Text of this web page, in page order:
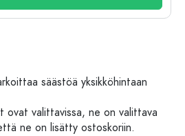
säästöä yksikköhintaan
ovat valittavissa, ne on valittava
ne on lisätty ostoskoriin.